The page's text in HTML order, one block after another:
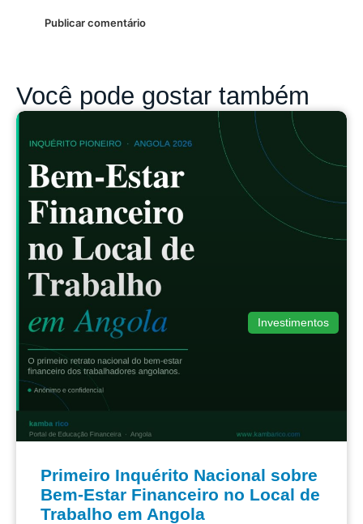
Você pode gostar também
Investimentos
Primeiro Inquérito Nacional sobre
Bem-Estar Financeiro no Local de
Trabalho em Angola